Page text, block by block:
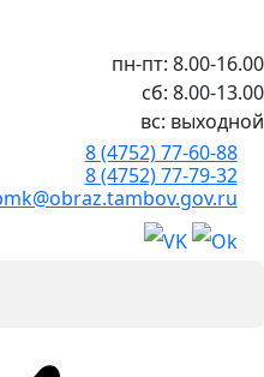
пн-пт: 8.00-16.00
сб: 8.00-13.00
вс: выходной
8 (4752) 77-60-88
8 (4752) 77-79-32